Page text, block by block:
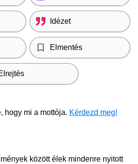
Idézet
Elmentés
hogy mi a mottója. Kérdezd meg!
között élek mindenre nyitott